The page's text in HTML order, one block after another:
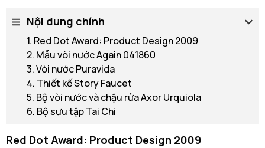
Nội dung chính
1. Red Dot Award: Product Design 2009
2. Mẫu vòi nước Again 041860
3. Vòi nước Puravida
4. Thiết kế Story Faucet
5. Bộ vòi nước và chậu rửa Axor Urquiola
6. Bộ sưu tập Tai Chi
Red Dot Award: Product Design 2009